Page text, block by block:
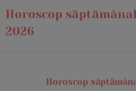
Horoscop
2026
Horoscop